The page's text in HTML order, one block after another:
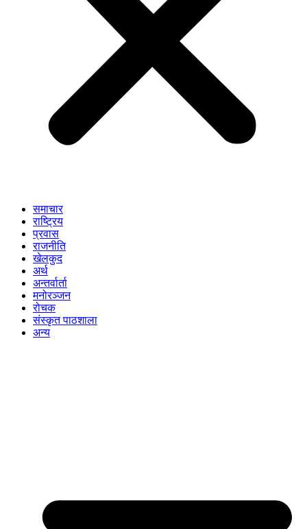
समाचार
राष्ट्रिय
प्रवास
राजनीति
खेलकुद
अर्थ
अन्तर्वार्ता
मनोरञ्जन
रोचक
संस्कृत पाठशाला
अन्य